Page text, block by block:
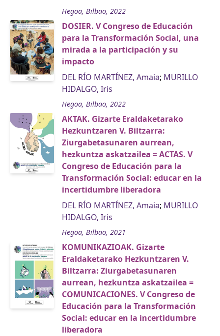
Hegoa, Bilbao, 2022
DOSIER. V Congreso de Educación
para la Transformación Social, una
mirada a la participación y su
impacto
DEL RÍO MARTÍNEZ, Amaia; MURILLO
HIDALGO, Iris
Hegoa, Bilbao, 2022
AKTAK. Gizarte Eraldaketarako
Hezkuntzaren V. Biltzarra:
Ziurgabetasunaren aurrean,
hezkuntza askatzailea = ACTAS. V
Congreso de Educación para la
Transformación Social: educar en la
incertidumbre liberadora
DEL RÍO MARTÍNEZ, Amaia; MURILLO
HIDALGO, Iris
Hegoa, Bilbao, 2021
KOMUNIKAZIOAK. Gizarte
Eraldaketarako Hezkuntzaren V.
Biltzarra: Ziurgabetasunaren
aurrean, hezkuntza askatzailea =
COMUNICACIONES. V Congreso de
Educación para la Transformación
Social: educar en la incertidumbre
liberadora